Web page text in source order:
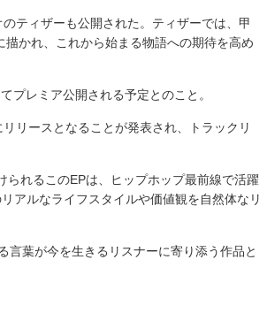
ティザーも公開された。ティザーでは、甲
かれ、これから始まる物語への期待を高め
レミア公開される予定とのこと。
リースとなることが発表され、トラックリ
れるこのEPは、ヒップホップ最前線で活躍
アルなライフスタイルや価値観を自然体なリ
葉が今を生きるリスナーに寄り添う作品と